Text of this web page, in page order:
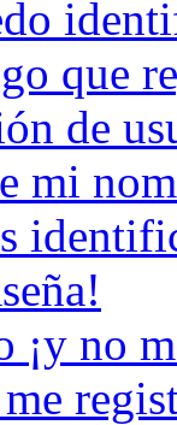
que
de
mi
¡y no